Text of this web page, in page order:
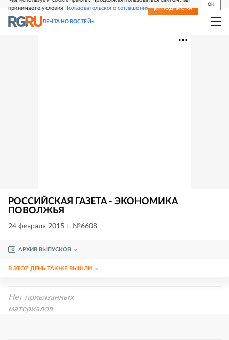
принимаете условия Пользовательского соглашения
OK
СВЕЖИЙ НОМЕР ПОДПИСКА
ЛЕНТА НОВОСТЕЙ
РОССИЙСКАЯ ГАЗЕТА - ЭКОНОМИКА
ПОВОЛЖЬЯ
24 февраля 2015 г. №6608
АРХИВ ВЫПУСКОВ
В ЭТОТ ДЕНЬ ТАКЖЕ ВЫШЛИ
Нет привязанных
материалов